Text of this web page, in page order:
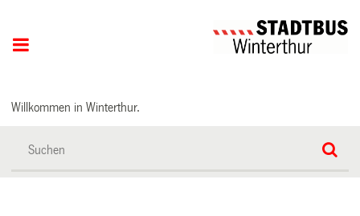
Willkommen in Winterthur.